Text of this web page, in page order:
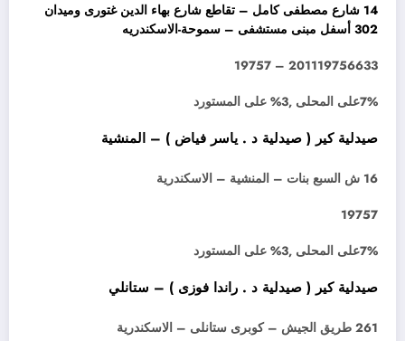
14 شارع مصطفى كامل – تقاطع شارع بهاء الدين غتورى وميدان
302 أسفل مبنى مستشفى – سموحة-الاسكندريه
201119756633 – 19757
7%على المحلى ,3% على المستورد
صيدلية كير ( صيدلية د . ياسر فياض ) – المنشية
16 ش السبع بنات – المنشية – الاسكندرية
19757
7%على المحلى ,3% على المستورد
صيدلية كير ( صيدلية د . راندا فوزى ) – ستانلي
261 طريق الجيش – كوبرى ستانلى – الاسكندرية